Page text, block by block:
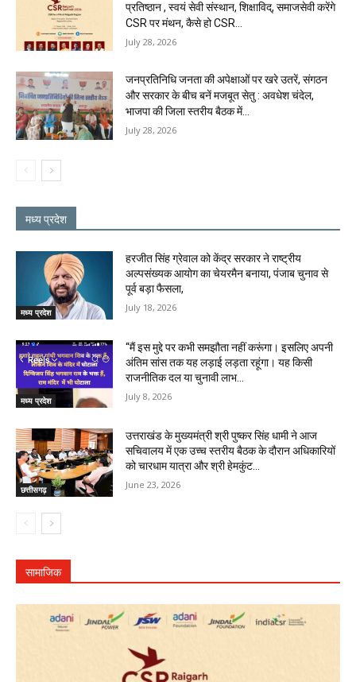
प्रतिष्ठान , स्वयं सेवी संस्थान, शिक्षाविद्, समाजसेवी करेंगे
CSR पर मंथन, कैसे हो CSR...
July 28, 2026
जनप्रतिनिधि जनता की अपेक्षाओं पर खरे उतरें, संगठन
और सरकार के बीच बनें मजबूत सेतु : अवधेश चंदेल,
भाजपा की जिला स्तरीय बैठक में...
July 28, 2026
मध्य प्रदेश
मध्य प्रदेश
हरजीत सिंह ग्रेवाल को केंद्र सरकार ने राष्ट्रीय
अल्पसंख्यक आयोग का चेयरमैन बनाया, पंजाब चुनाव से
पूर्व बड़ा फैसला,
July 18, 2026
मध्य प्रदेश
“मैं इस मुद्दे पर कभी समझौता नहीं करूंगा। इसलिए अपनी
अंतिम सांस तक यह लड़ाई लड़ता रहूंगा। यह किसी
राजनीतिक दल या चुनावी लाभ...
July 8, 2026
छत्तीसगढ़
उत्तराखंड के मुख्यमंत्री श्री पुष्कर सिंह धामी ने आज
सचिवालय में एक उच्च स्तरीय बैठक के दौरान अधिकारियों
को चारधाम यात्रा और श्री हेमकुंट...
June 23, 2026
सामाजिक